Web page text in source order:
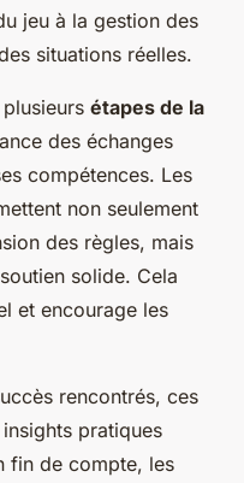
jeu à la gestion des
situations réelles.
étapes de la
des échanges
compétences. Les
non seulement
des règles, mais
solide. Cela
et encourage les
rencontrés, ces
pratiques
fin de compte, les